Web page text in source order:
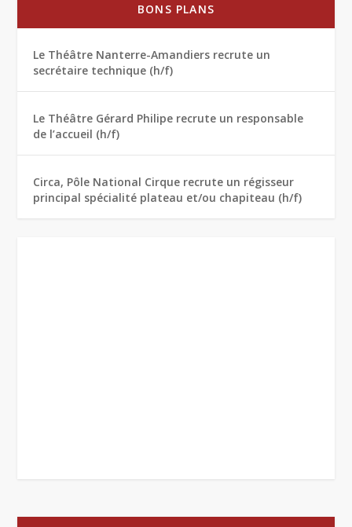
BONS PLANS
Le Théâtre Nanterre-Amandiers recrute un
secrétaire technique (h/f)
Le Théâtre Gérard Philipe recrute un responsable
de l’accueil (h/f)
Circa, Pôle National Cirque recrute un régisseur
principal spécialité plateau et/ou chapiteau (h/f)